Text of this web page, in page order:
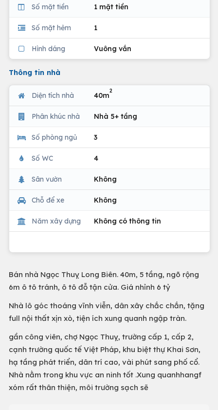
Số mặt tiền 1 mặt tiền
Số mặt hẻm 1
Hình dáng Vuông vắn
Thông tin nhà
Diện tích nhà 40m
2
Phân khúc nhà Nhà 5+ tầng
Số phòng ngủ 3
Số WC 4
Sân vườn Không
Chỗ để xe Không
Năm xây dựng Không có thông tin
Bán nhà Ngọc Thuỵ Long Biên. 40m, 5 tầng, ngõ rộng
6m ô tô tránh, ô tô đỗ tận cửa. Giá nhỉnh 6 tỷ
Nhà lô góc thoáng vĩnh viễn, dân xây chắc chắn, tặng
full nội thất xịn xò, tiện ích xung quanh ngập tràn.
gần công viên, chợ Ngọc Thuỵ, trường cấp 1, cấp 2,
cạnh trường quốc tế Việt Pháp, khu biệt thự Khai Sơn,
hạ tầng phát triển, dân trí cao, vài phút sang phố cổ.
Nhà nằm trong khu vực an ninh tốt .Xung quanhhangf
xóm rất thân thiện, môi trường sạch sẽ